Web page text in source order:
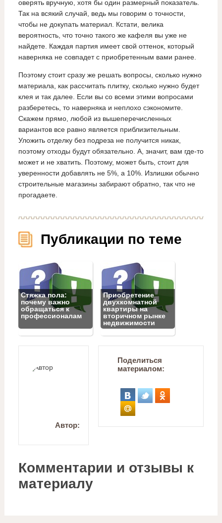
оверять вручную, хотя бы один размерный показатель.
Так на всякий случай, ведь мы говорим о точности,
чтобы не докупать материал. Кстати, велика
вероятность, что точно такого же кафеля вы уже не
найдете. Каждая партия имеет свой оттенок, который
наверняка не совпадет с приобретенным вами ранее.
Поэтому стоит сразу же решать вопросы, сколько нужно
материала, как рассчитать плитку, сколько нужно будет
клея и так далее. Если вы со всеми этими вопросами
разберетесь, то наверняка и неплохо сэкономите.
Скажем прямо, любой из вышеперечисленных
вариантов все равно является приблизительным.
Уложить отделку без подреза не получится никак,
поэтому отходы будут обязательно. А, значит, вам где-то
может и не хватить. Поэтому, может быть, стоит для
уверенности добавлять не 5%, а 10%. Излишки обычно
строительные магазины забирают обратно, так что не
прогадаете.
Публикации по теме
Стяжка пола:
почему важно
обращаться к
профессионалам
Приобретение
двухкомнатной
квартиры на
вторичном рынке
недвижимости
Автор:
Поделиться
материалом:
Комментарии и отзывы к
материалу